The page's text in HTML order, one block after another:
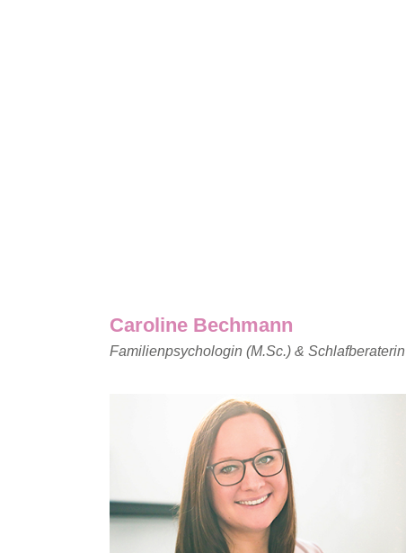
Caroline Bechmann
Familienpsychologin (M.Sc.) & Schlafberaterin